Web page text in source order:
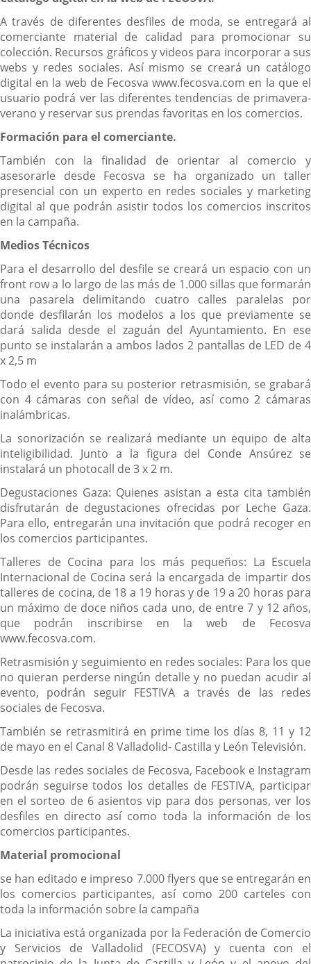
A través de diferentes desfiles de moda, se entregará al
comerciante material de calidad para promocionar su
colección. Recursos gráficos y videos para incorporar a sus
webs y redes sociales. Así mismo se creará un catálogo
digital en la web de Fecosva www.fecosva.com en la que el
usuario podrá ver las diferentes tendencias de primavera-
verano y reservar sus prendas favoritas en los comercios.
Formación para el comerciante.
También con la finalidad de orientar al comercio y
asesorarle desde Fecosva se ha organizado un taller
presencial con un experto en redes sociales y marketing
digital al que podrán asistir todos los comercios inscritos
en la campaña.
Medios Técnicos
Para el desarrollo del desfile se creará un espacio con un
front row a lo largo de las más de 1.000 sillas que formarán
una pasarela delimitando cuatro calles paralelas por
donde desfilarán los modelos a los que previamente se
dará salida desde el zaguán del Ayuntamiento. En ese
punto se instalarán a ambos lados 2 pantallas de LED de 4
x 2,5 m
Todo el evento para su posterior retrasmisión, se grabará
con 4 cámaras con señal de vídeo, así como 2 cámaras
inalámbricas.
La sonorización se realizará mediante un equipo de alta
inteligibilidad. Junto a la figura del Conde Ansúrez se
instalará un photocall de 3 x 2 m.
Degustaciones Gaza: Quienes asistan a esta cita también
disfrutarán de degustaciones ofrecidas por Leche Gaza.
Para ello, entregarán una invitación que podrá recoger en
los comercios participantes.
Talleres de Cocina para los más pequeños: La Escuela
Internacional de Cocina será la encargada de impartir dos
talleres de cocina, de 18 a 19 horas y de 19 a 20 horas para
un máximo de doce niños cada uno, de entre 7 y 12 años,
que podrán inscribirse en la web de Fecosva
www.fecosva.com.
Retrasmisión y seguimiento en redes sociales: Para los que
no quieran perderse ningún detalle y no puedan acudir al
evento, podrán seguir FESTIVA a través de las redes
sociales de Fecosva.
También se retrasmitirá en prime time los días 8, 11 y 12
de mayo en el Canal 8 Valladolid- Castilla y León Televisión.
Desde las redes sociales de Fecosva, Facebook e Instagram
podrán seguirse todos los detalles de FESTIVA, participar
en el sorteo de 6 asientos vip para dos personas, ver los
desfiles en directo así como toda la información de los
comercios participantes.
Material promocional
se han editado e impreso 7.000 flyers que se entregarán en
los comercios participantes, así como 200 carteles con
toda la información sobre la campaña
La iniciativa está organizada por la Federación de Comercio
y Servicios de Valladolid (FECOSVA) y cuenta con el